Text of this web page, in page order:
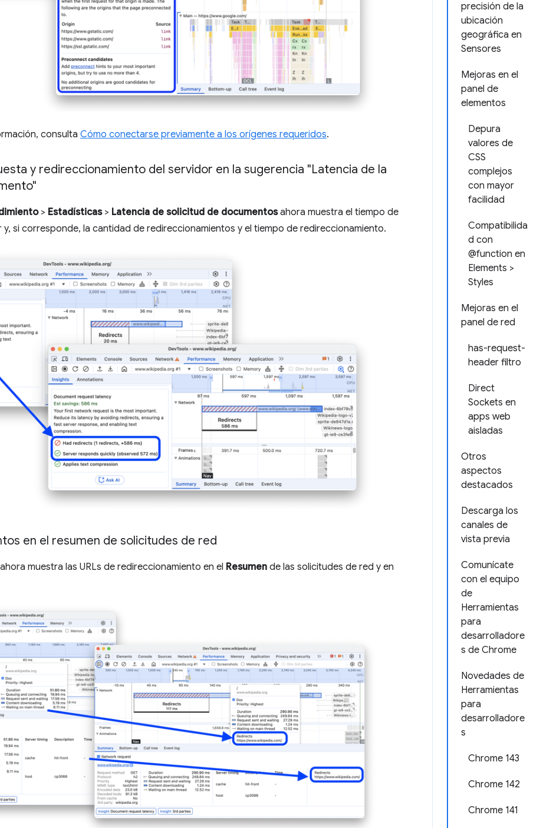
precisión de la
ubicación
geográfica en
Sensores
Mejoras en el
panel de
elementos
Depura
valores de
CSS
complejos
con mayor
facilidad
Compatibilida
d con
@function en
Elements >
Styles
Mejoras en el
panel de red
has-request-
header filtro
Direct
Sockets en
apps web
aisladas
Otros
aspectos
destacados
Descarga los
canales de
vista previa
Comunícate
con el equipo
de
Herramientas
para
desarrolladore
s de Chrome
Novedades de
Herramientas
para
desarrolladore
s
Chrome 143
Chrome 142
Chrome 141
consulta Cómo conectarse previamente a los orígenes requeridos.
y redireccionamiento del servidor en la sugerencia "Latencia de la
> Estadísticas> Latencia de solicitud de documentosahora muestra el tiempo de
si corresponde, la cantidad de redireccionamientos y el tiempo de redireccionamiento.
en el resumen de solicitudes de red
muestra las URLs de redireccionamiento en el Resumen de las solicitudes de red y en